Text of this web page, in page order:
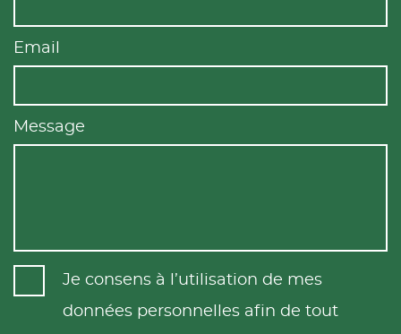
Email
Message
Je consens à l’utilisation de mes
données personnelles afin de tout